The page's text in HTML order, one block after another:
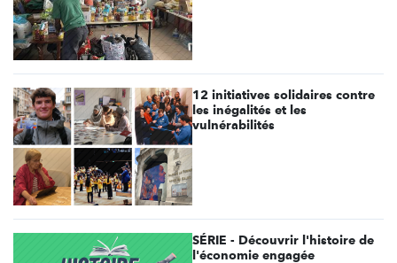
12 initiatives solidaires contre
les inégalités et les
vulnérabilités
SÉRIE - Découvrir l'histoire de
l'économie engagée